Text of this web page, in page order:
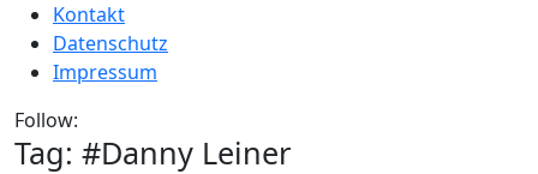
Kontakt
Datenschutz
Impressum
Follow:
Tag: #Danny Leiner